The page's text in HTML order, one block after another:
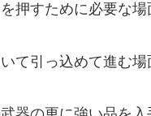
押すために必要な場
て引っ込めて進む場